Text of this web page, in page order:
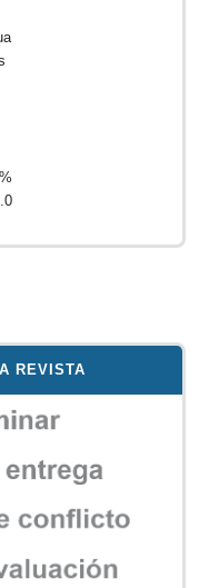
REVISTA